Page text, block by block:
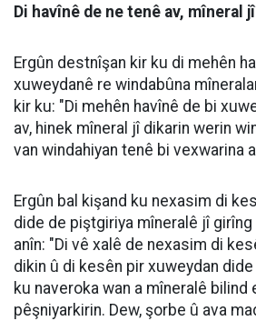
Di havînê de ne tenê av, mîneral
Ergûn destnîşan kir ku di mehên
xuweydanê re windabûna
kir ku: "Di mehên havînê de bi
av, hinek mîneral jî dikarin werin
van windahiyan tenê bi vexwarina
Ergûn bal kişand ku nexasim di
dide de piştgiriya mîneralê jî
anîn: "Di vê xalê de nexasim di
dikin û di kesên pir xuweydan
ku naveroka wan a mîneralê bilind
pêşniyarkirin. Dew, şorbe û ava